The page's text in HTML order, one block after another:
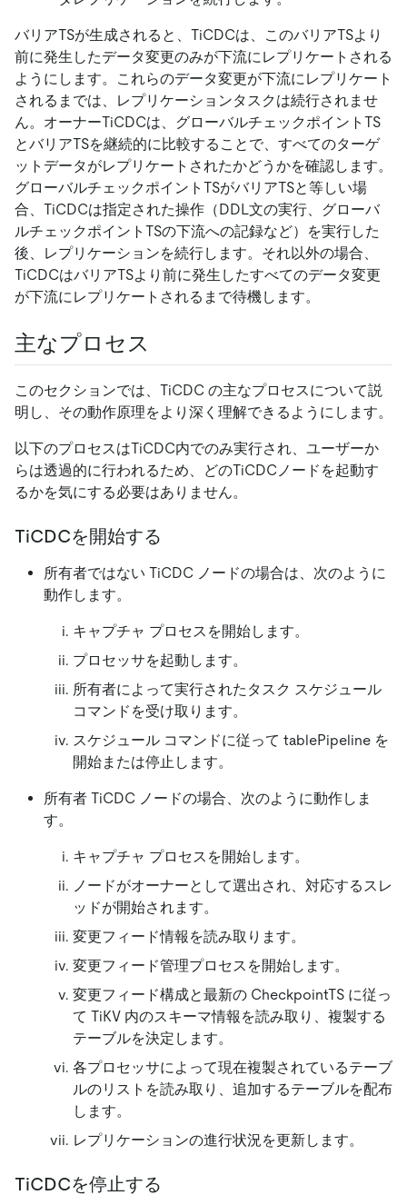
バリアTSが生成されると、TiCDCは、このバリアTSより
前に発生したデータ変更のみが下流にレプリケートされる
ようにします。これらのデータ変更が下流にレプリケート
されるまでは、レプリケーションタスクは続行されませ
ん。オーナーTiCDCは、グローバルチェックポイントTS
とバリアTSを継続的に比較することで、すべてのターゲ
ットデータがレプリケートされたかどうかを確認します。
グローバルチェックポイントTSがバリアTSと等しい場
合、TiCDCは指定された操作（DDL文の実行、グローバ
ルチェックポイントTSの下流への記録など）を実行した
後、レプリケーションを続行します。それ以外の場合、
TiCDCはバリアTSより前に発生したすべてのデータ変更
が下流にレプリケートされるまで待機します。
主なプロセス
このセクションでは、TiCDC の主なプロセスについて説
明し、その動作原理をより深く理解できるようにします。
以下のプロセスはTiCDC内でのみ実行され、ユーザーか
らは透過的に行われるため、どのTiCDCノードを起動す
るかを気にする必要はありません。
TiCDCを開始する
所有者ではない TiCDC ノードの場合は、次のように
動作します。
キャプチャ プロセスを開始します。
プロセッサを起動します。
所有者によって実行されたタスク スケジュール
コマンドを受け取ります。
スケジュール コマンドに従って tablePipeline を
開始または停止します。
所有者 TiCDC ノードの場合、次のように動作しま
す。
キャプチャ プロセスを開始します。
ノードがオーナーとして選出され、対応するスレ
ッドが開始されます。
変更フィード情報を読み取ります。
変更フィード管理プロセスを開始します。
変更フィード構成と最新の CheckpointTS に従っ
て TiKV 内のスキーマ情報を読み取り、複製する
テーブルを決定します。
各プロセッサによって現在複製されているテーブ
ルのリストを読み取り、追加するテーブルを配布
します。
レプリケーションの進行状況を更新します。
TiCDCを停止する